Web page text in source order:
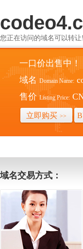
您正在访问的域名可以转让
一口价出售中！
域名 Domain Name:
售价 Listing Price:
立即购买 >>
域名交易方式：